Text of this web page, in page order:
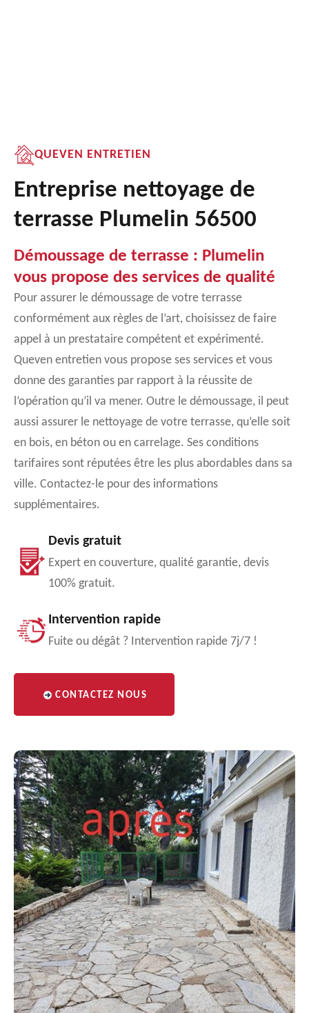
QUEVEN ENTRETIEN
Entreprise nettoyage de
terrasse Plumelin 56500
Démoussage de terrasse : Plumelin
vous propose des services de qualité
Pour assurer le démoussage de votre terrasse
conformément aux règles de l’art, choisissez de faire
appel à un prestataire compétent et expérimenté.
Queven entretien vous propose ses services et vous
donne des garanties par rapport à la réussite de
l’opération qu’il va mener. Outre le démoussage, il peut
aussi assurer le nettoyage de votre terrasse, qu’elle soit
en bois, en béton ou en carrelage. Ses conditions
tarifaires sont réputées être les plus abordables dans sa
ville. Contactez-le pour des informations
supplémentaires.
Devis gratuit
Expert en couverture, qualité garantie, devis
100% gratuit.
Intervention rapide
Fuite ou dégât ? Intervention rapide 7j/7 !
CONTACTEZ NOUS